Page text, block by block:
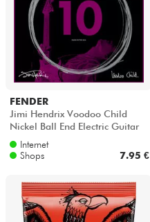
FENDER
Jimi Hendrix Voodoo Child
Nickel Ball End Electric Guitar
Strings 10-38 - Saitensätze
Internet
Shops
7.95 €